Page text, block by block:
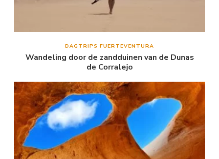
DAGTRIPS FUERTEVENTURA
Wandeling door de zandduinen van de Dunas
de Corralejo